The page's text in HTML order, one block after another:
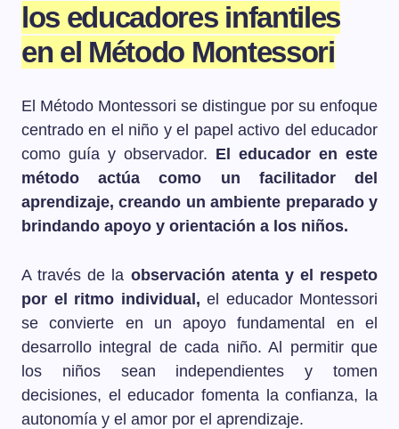
los educadores infantiles
en el Método Montessori
El Método Montessori se distingue por su enfoque
centrado en el niño y el papel activo del educador
como guía y observador. El educador en este
método actúa como un facilitador del
aprendizaje, creando un ambiente preparado y
brindando apoyo y orientación a los niños.
A través de la observación atenta y el respeto
por el ritmo individual, el educador Montessori
se convierte en un apoyo fundamental en el
desarrollo integral de cada niño. Al permitir que
los niños sean independientes y tomen
decisiones, el educador fomenta la confianza, la
autonomía y el amor por el aprendizaje.